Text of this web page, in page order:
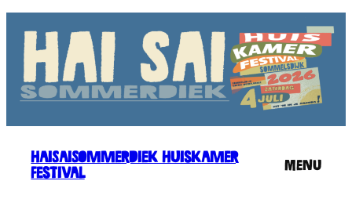
HaiSaiSommerdiek Huiskamer
Festival
Menu